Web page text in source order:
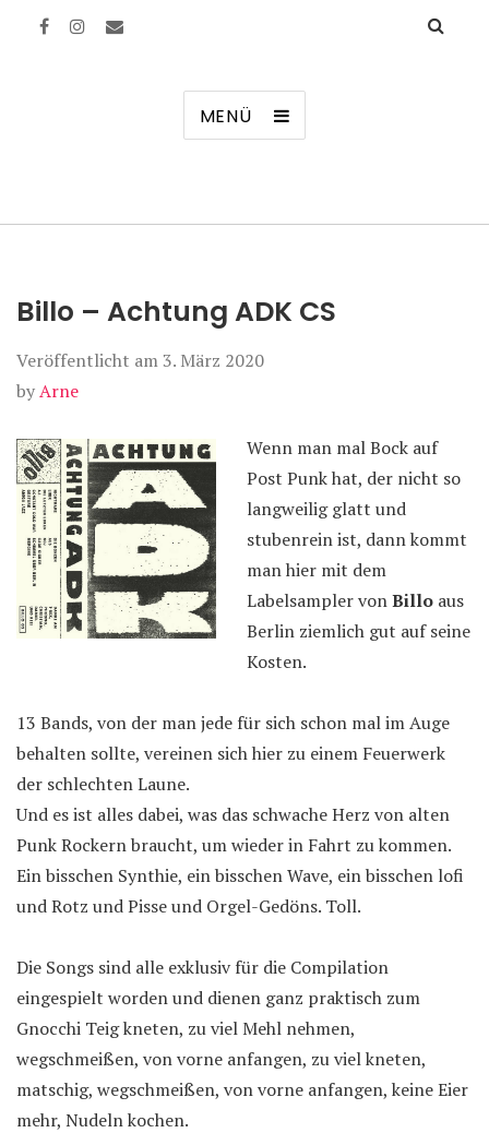
MENÜ
Billo – Achtung ADK CS
Veröffentlicht am 3. März 2020
byArne
Wenn man mal Bock auf
Post Punk hat, der nicht so
langweilig glatt und
stubenrein ist, dann kommt
man hier mit dem
Labelsampler vonBillo aus
Berlin ziemlich gut auf seine
Kosten.
13 Bands, von der man jede für sich schon mal im Auge
behalten sollte, vereinen sich hier zu einem Feuerwerk
der schlechten Laune.
Und es ist alles dabei, was das schwache Herz von alten
Punk Rockern braucht, um wieder in Fahrt zu kommen.
Ein bisschen Synthie, ein bisschen Wave, ein bisschen lofi
und Rotz und Pisse und Orgel-Gedöns. Toll.
Die Songs sind alle exklusiv für die Compilation
eingespielt worden und dienen ganz praktisch zum
Gnocchi Teig kneten, zu viel Mehl nehmen,
wegschmeißen, von vorne anfangen, zu viel kneten,
matschig, wegschmeißen, von vorne anfangen, keine Eier
mehr, Nudeln kochen.